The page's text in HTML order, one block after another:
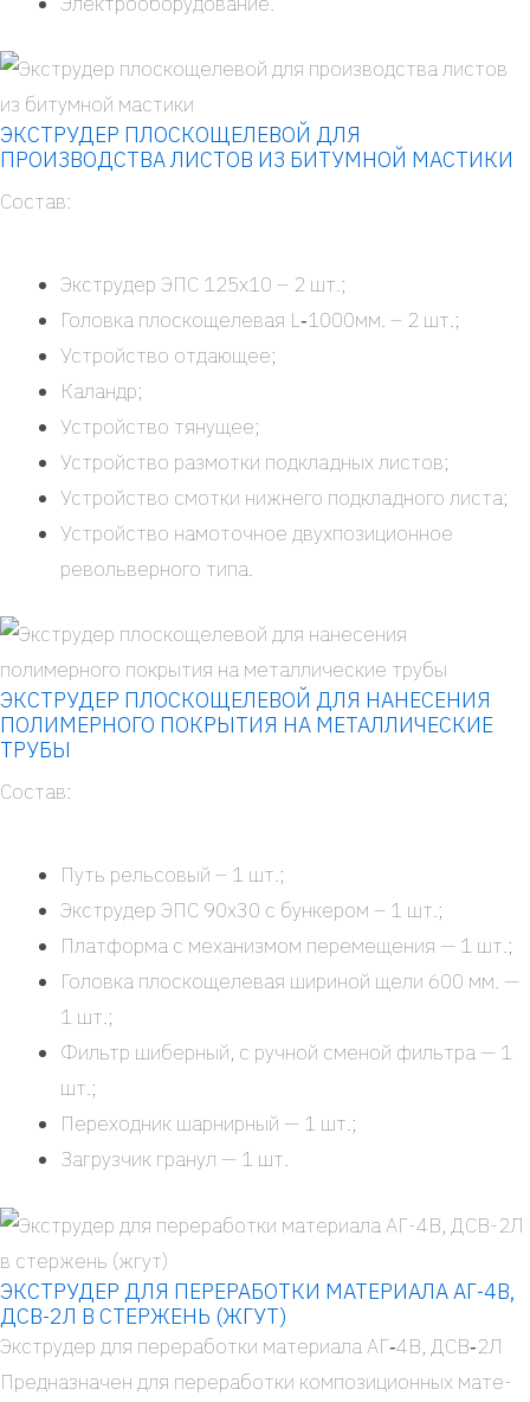
ЭКСТРУДЕР ПЛОСКОЩЕЛЕВОЙ ДЛЯ
ПРОИЗВОДСТВА ЛИСТОВ ИЗ БИТУМНОЙ МАСТИКИ
Состав:
Экс­тру­дер ЭПС 125х10 – 2 шт.;
Голов­ка плос­ко­ще­ле­вая L‑1000мм. – 2 шт.;
Устрой­ство отда­ю­щее;
Каландр;
Устрой­ство тяну­щее;
Устрой­ство раз­мот­ки под­клад­ных листов;
Устрой­ство смот­ки ниж­не­го под­клад­но­го листа;
Устрой­ство намо­точ­ное двух­по­зи­ци­он­ное
револь­вер­но­го типа.
ЭКСТРУДЕР ПЛОСКОЩЕЛЕВОЙ ДЛЯ НАНЕСЕНИЯ
ПОЛИМЕРНОГО ПОКРЫТИЯ НА МЕТАЛЛИЧЕСКИЕ
ТРУБЫ
Состав:
Путь рель­со­вый – 1 шт.;
Экс­тру­дер ЭПС 90x30 с бун­ке­ром – 1 шт.;
Плат­фор­ма с меха­низ­мом пере­ме­ще­ния — 1 шт.;
Голов­ка плос­ко­ще­ле­вая шири­ной щели 600 мм. —
1 шт.;
Фильтр шибер­ный, с руч­ной сме­ной филь­тра — 1
шт.;
Пере­ход­ник шар­нир­ный — 1 шт.;
Загруз­чик гра­нул — 1 шт.
ЭКСТРУДЕР ДЛЯ ПЕРЕРАБОТКИ МАТЕРИАЛА АГ-4В,
ДСВ-2Л В СТЕРЖЕНЬ (ЖГУТ)
Экс­тру­дер для пере­ра­бот­ки мате­ри­а­ла АГ‑4В, ДСВ‑2Л
Пред­на­зна­чен для пере­ра­бот­ки ком­по­зи­ци­он­ных мате­